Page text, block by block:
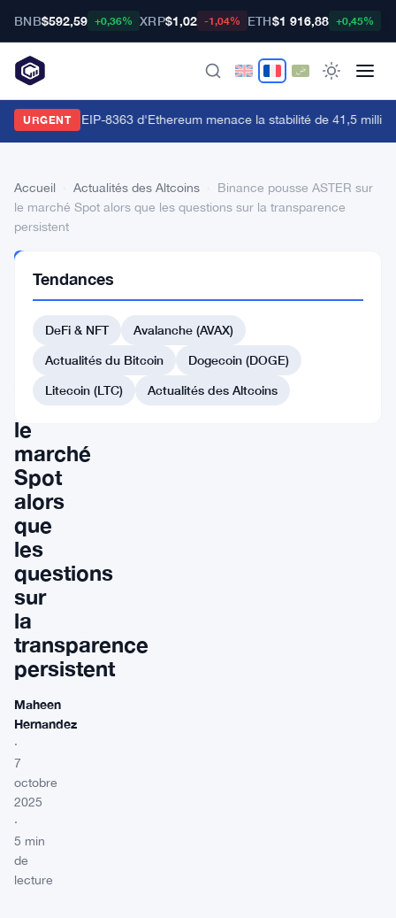
BNB$592,59 +0,36% XRP$1,02 -1,04% ETH$1 916,88 +0,45%
URGENT
proposition EIP-8363 d'Ethereum menace la stabilité de 41,5
Accueil Actualités des Altcoins
Binance pousse ASTER sur
le marché Spot alors que les questions sur la transparence
persistent
DES
ALTCOINS
Binance
pousse
ASTER
le
marché
Spot
alors
que
les
questions
sur
la
transparence
persistent
Maheen
Hernandez
·
7
octobre
2025
·
5 min
de
lecture
Tendances
DeFi & NFT
Avalanche (AVAX)
Actualités du Bitcoin
Dogecoin (DOGE)
Litecoin (LTC)
Actualités des Altcoins